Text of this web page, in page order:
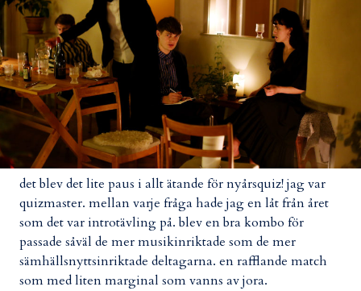
det blev det lite paus i allt ätande för nyårsquiz! jag var
quizmaster. mellan varje fråga hade jag en låt från året
som det var introtävling på. blev en bra kombo för
passade såväl de mer musikinriktade som de mer
sämhällsnyttsinriktade deltagarna. en rafflande match
som med liten marginal som vanns av jora.